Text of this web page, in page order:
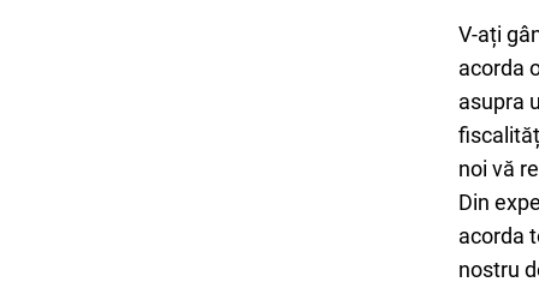
V-ați
acorda
asupra
noi vă
Din
acorda
nostru